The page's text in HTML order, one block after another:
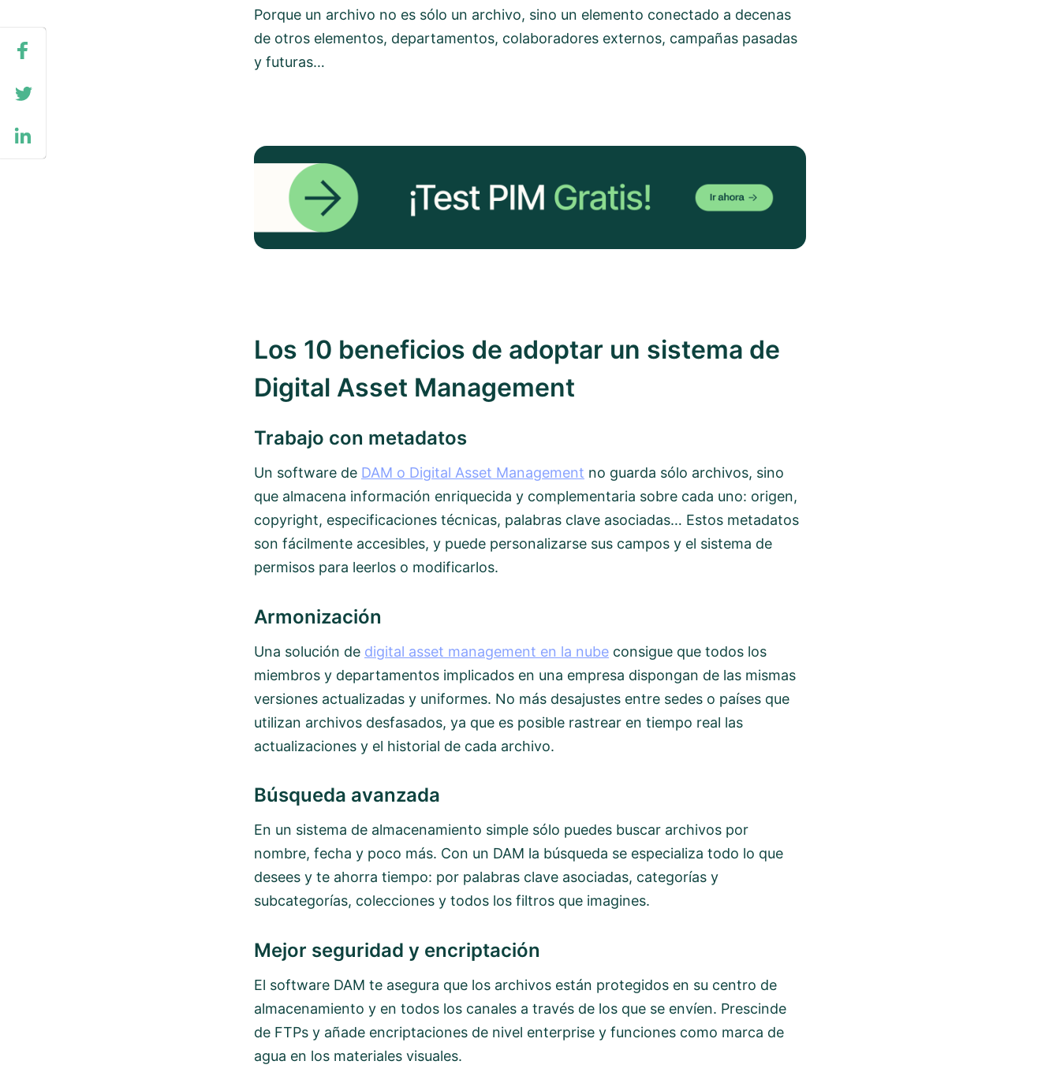
Porque un archivo no es sólo un archivo, sino un elemento conectado a decenas
de otros elementos, departamentos, colaboradores externos, campañas pasadas
y futuras…
Los 10 beneficios de adoptar un sistema de
Digital Asset Management
Trabajo con metadatos
Un software de DAM o Digital Asset Management no guarda sólo archivos, sino
que almacena información enriquecida y complementaria sobre cada uno: origen,
copyright, especificaciones técnicas, palabras clave asociadas… Estos metadatos
son fácilmente accesibles, y puede personalizarse sus campos y el sistema de
permisos para leerlos o modificarlos.
Armonización
Una solución de digital asset management en la nube consigue que todos los
miembros y departamentos implicados en una empresa dispongan de las mismas
versiones actualizadas y uniformes. No más desajustes entre sedes o países que
utilizan archivos desfasados, ya que es posible rastrear en tiempo real las
actualizaciones y el historial de cada archivo.
Búsqueda avanzada
En un sistema de almacenamiento simple sólo puedes buscar archivos por
nombre, fecha y poco más. Con un DAM la búsqueda se especializa todo lo que
desees y te ahorra tiempo: por palabras clave asociadas, categorías y
subcategorías, colecciones y todos los filtros que imagines.
Mejor seguridad y encriptación
El software DAM te asegura que los archivos están protegidos en su centro de
almacenamiento y en todos los canales a través de los que se envíen. Prescinde
de FTPs y añade encriptaciones de nivel enterprise y funciones como marca de
agua en los materiales visuales.